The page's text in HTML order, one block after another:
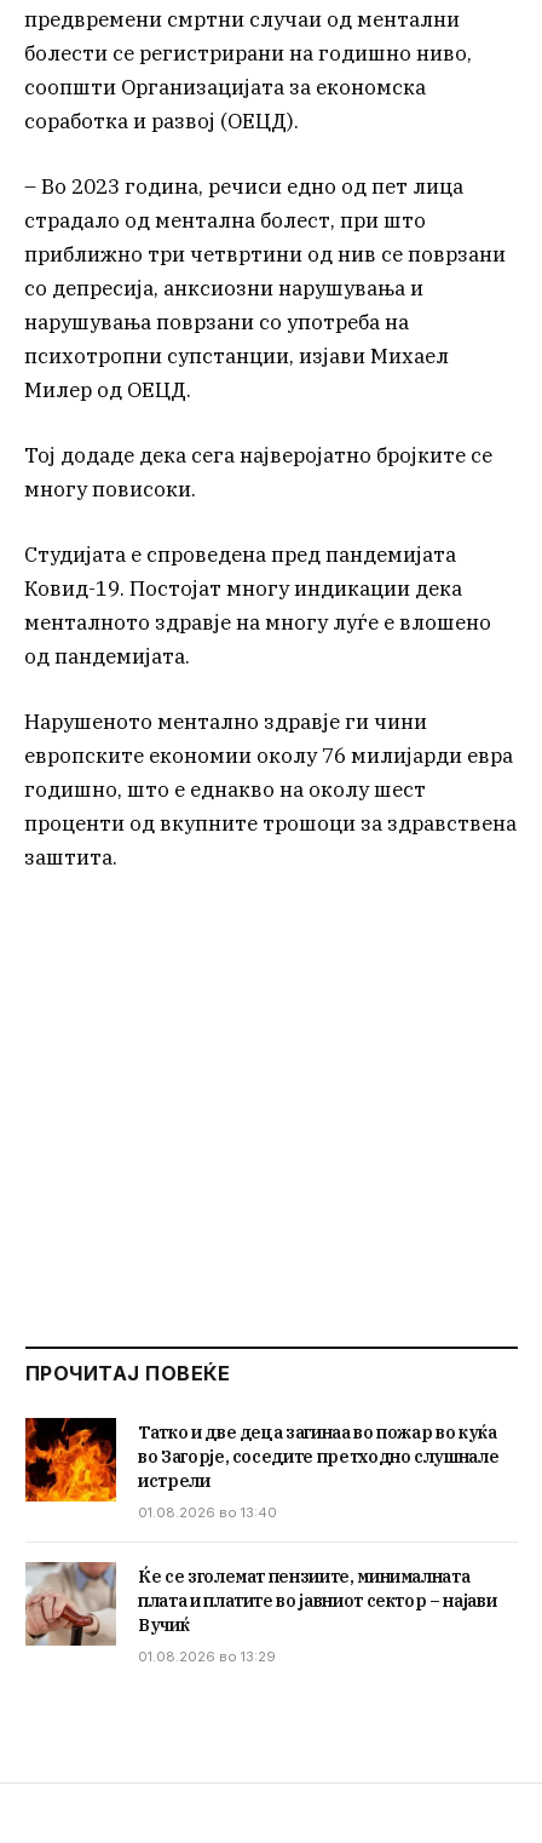
предвремени смртни случаи од ментални
болести се регистрирани на годишно ниво,
соопшти Организацијата за економска
соработка и развој (ОЕЦД).
– Во 2023 година, речиси едно од пет лица
страдало од ментална болест, при што
приближно три четвртини од нив се поврзани
со депресија, анксиозни нарушувања и
нарушувања поврзани со употреба на
психотропни супстанции, изјави Михаел
Милер од ОЕЦД.
Тој додаде дека сега најверојатно бројките се
многу повисоки.
Студијата е спроведена пред пандемијата
Ковид-19. Постојат многу индикации дека
менталното здравје на многу луѓе е влошено
од пандемијата.
Нарушеното ментално здравје ги чини
европските економии околу 76 милијарди евра
годишно, што е еднакво на околу шест
проценти од вкупните трошоци за здравствена
заштита.
ПРОЧИТАЈ ПОВЕЌЕ
Татко и две деца загинаа во пожар во куќа
во Загорје, соседите претходно слушнале
истрели
01.08.2026 во 13:40
Ќе се зголемат пензиите, минималната
плата и платите во јавниот сектор – најави
Вучиќ
01.08.2026 во 13:29